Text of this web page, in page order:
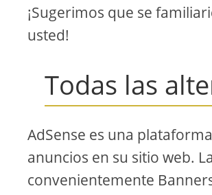
¡Sugerimos que se
usted!
Todas las
AdSense es una
anuncios en su sitio web.
convenientemente